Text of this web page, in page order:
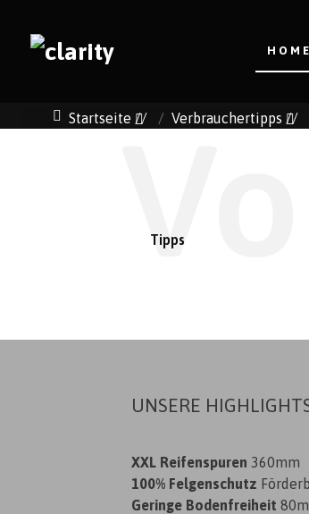
HOME
Startseite // Verbrauchertipps //
Tipps
UNSERE
XXL Reifenspuren 360mm
100% Felgenschutz
Geringe Bodenfreiheit